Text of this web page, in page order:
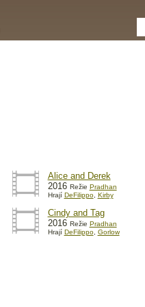
Alice and Derek
2016 Režie Pradhan
Hrají DeFilippo, Kirby
Cindy and Tag
2016 Režie Pradhan
Hrají DeFilippo, Gorlow